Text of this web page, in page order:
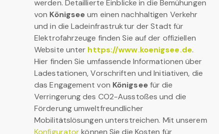
werden. Detaillierte Einblicke in die Bemühungen
von Königsee um einen nachhaltigen Verkehr
und in die Ladeinfrastruktur der Stadt für
Elektrofahrzeuge finden Sie auf der offiziellen
Website unter https://www.koenigsee.de.
Hier finden Sie umfassende Informationen über
Ladestationen, Vorschriften und Initiativen, die
das Engagement von Königsee für die
Verringerung des CO2-Ausstoßes und die
Förderung umweltfreundlicher
Mobilitätslösungen unterstreichen. Mit unserem
Konfiguratorkönnen Sie die Kosten für